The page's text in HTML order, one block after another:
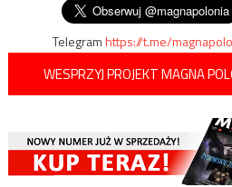
Telegramhttps://t.me/
WESPRZYJ PROJEKT MAGNA